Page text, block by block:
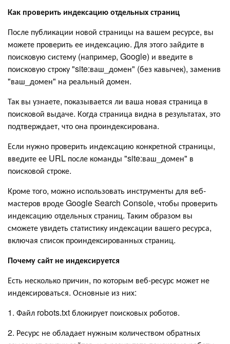
Как проверить индексацию отдельных страниц
После публикации новой страницы на вашем ресурсе, вы
можете проверить ее индексацию. Для этого зайдите в
поисковую систему (например, Google) и введите в
поисковую строку "site:ваш_домен" (без кавычек), заменив
"ваш_домен" на реальный домен.
Так вы узнаете, показывается ли ваша новая страница в
поисковой выдаче. Когда страница видна в результатах, это
подтверждает, что она проиндексирована.
Если нужно проверить индексацию конкретной страницы,
введите ее URL после команды "site:ваш_домен" в
поисковой строке.
Кроме того, можно использовать инструменты для веб-
мастеров вроде Google Search Console, чтобы проверить
индексацию отдельных страниц. Таким образом вы
сможете увидеть статистику индексации вашего ресурса,
включая список проиндексированных страниц.
Почему сайт не индексируется
Есть несколько причин, по которым веб-ресурс может не
индексироваться. Основные из них:
1. Файл robots.txt блокирует поисковых роботов.
2. Ресурс не обладает нужным количеством обратных